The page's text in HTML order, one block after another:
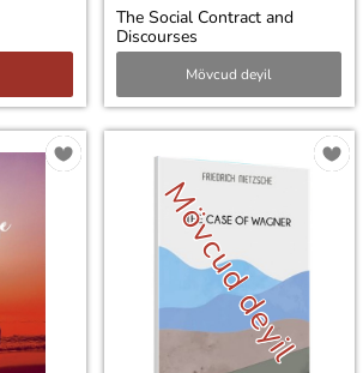
The Social Contract and
Discourses
Mövcud deyil
Mövcud deyil